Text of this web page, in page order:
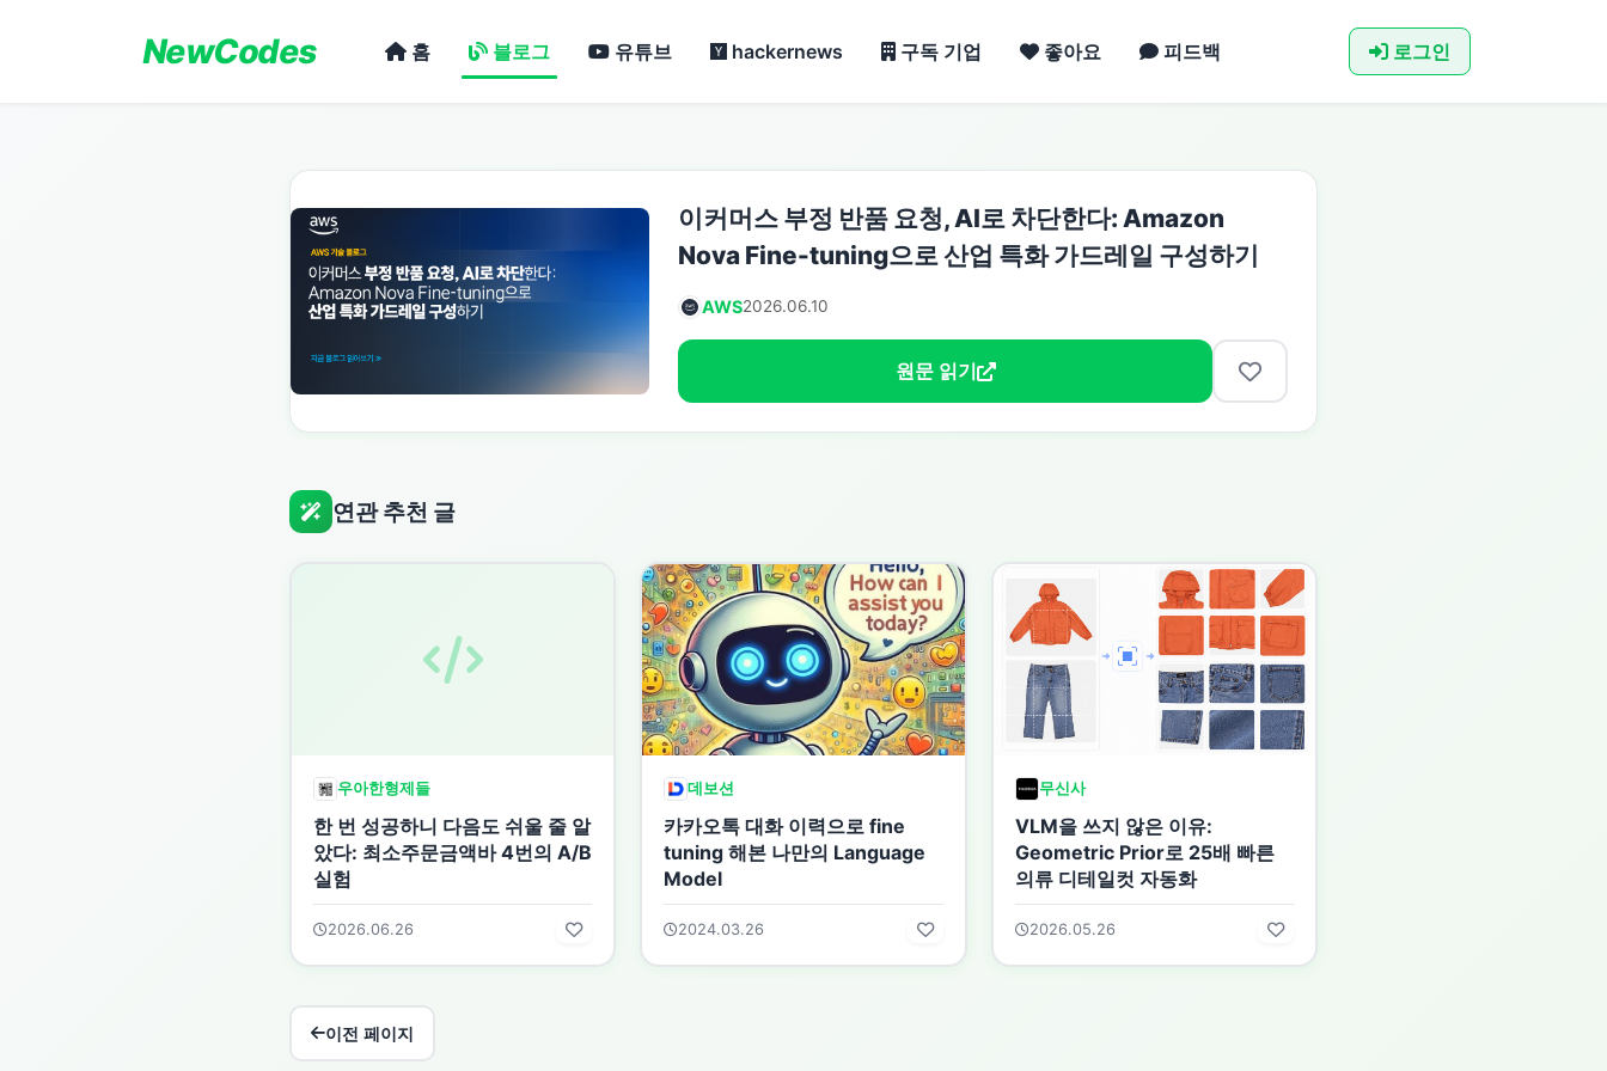
NewCodes 홈 블로그 유튜브 hackernews 구독 기업 좋아요 피드백 로그인
이커머스 부정 반품 요청, AI로 차단한다: Amazon
Nova Fine-tuning으로 산업 특화 가드레일 구성하기
AWS2026.06.10
원문 읽기
연관 추천 글
우아한형제들
한 번 성공하니 다음도 쉬울 줄 알
았다: 최소주문금액바 4번의 A/B
실험
2026.06.26
데보션
카카오톡 대화 이력으로 fine
tuning 해본 나만의 Language
Model
2024.03.26
무신사
VLM을 쓰지 않은 이유:
Geometric Prior로 25배 빠른
의류 디테일컷 자동화
2026.05.26
이전 페이지